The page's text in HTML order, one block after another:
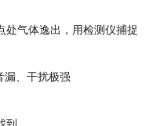
气体逸出，用检测仪捕捉
、干扰极强